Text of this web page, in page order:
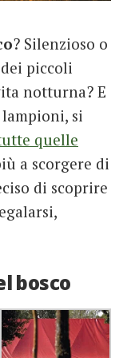
? Silenzioso o
piccoli
notturna? E
si
quelle
a scorgere di
di scoprire
bosco